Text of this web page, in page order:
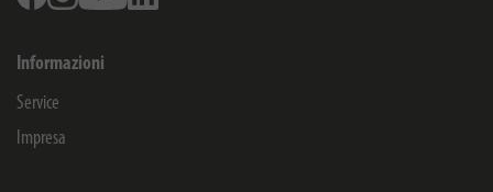
Informazioni
Service
Impresa